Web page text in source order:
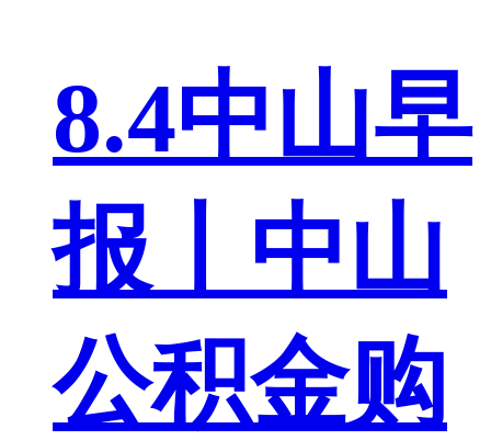
8.4中山早
报丨中山
公积金购